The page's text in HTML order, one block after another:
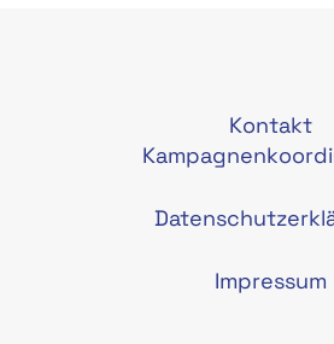
Kontakt
Impressum